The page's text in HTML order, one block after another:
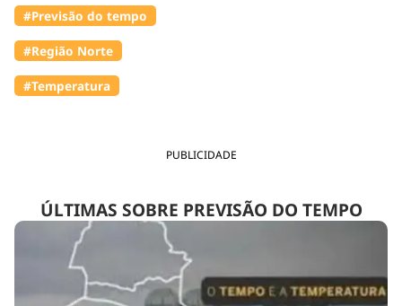
PUBLICIDADE
ÚLTIMAS SOBRE PREVISÃO DO TEMPO
#Previsão do tempo
#Região Norte
#Temperatura